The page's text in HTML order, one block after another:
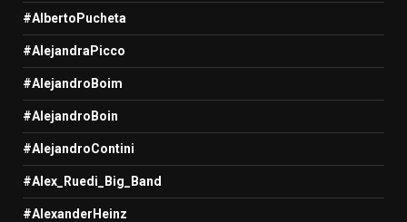
#AlbertoPucheta
#AlejandraPicco
#AlejandroBoim
#AlejandroBoin
#AlejandroContini
#Alex_Ruedi_Big_Band
#AlexanderHeinz